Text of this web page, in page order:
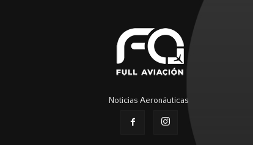
Noticias Aeronáuticas